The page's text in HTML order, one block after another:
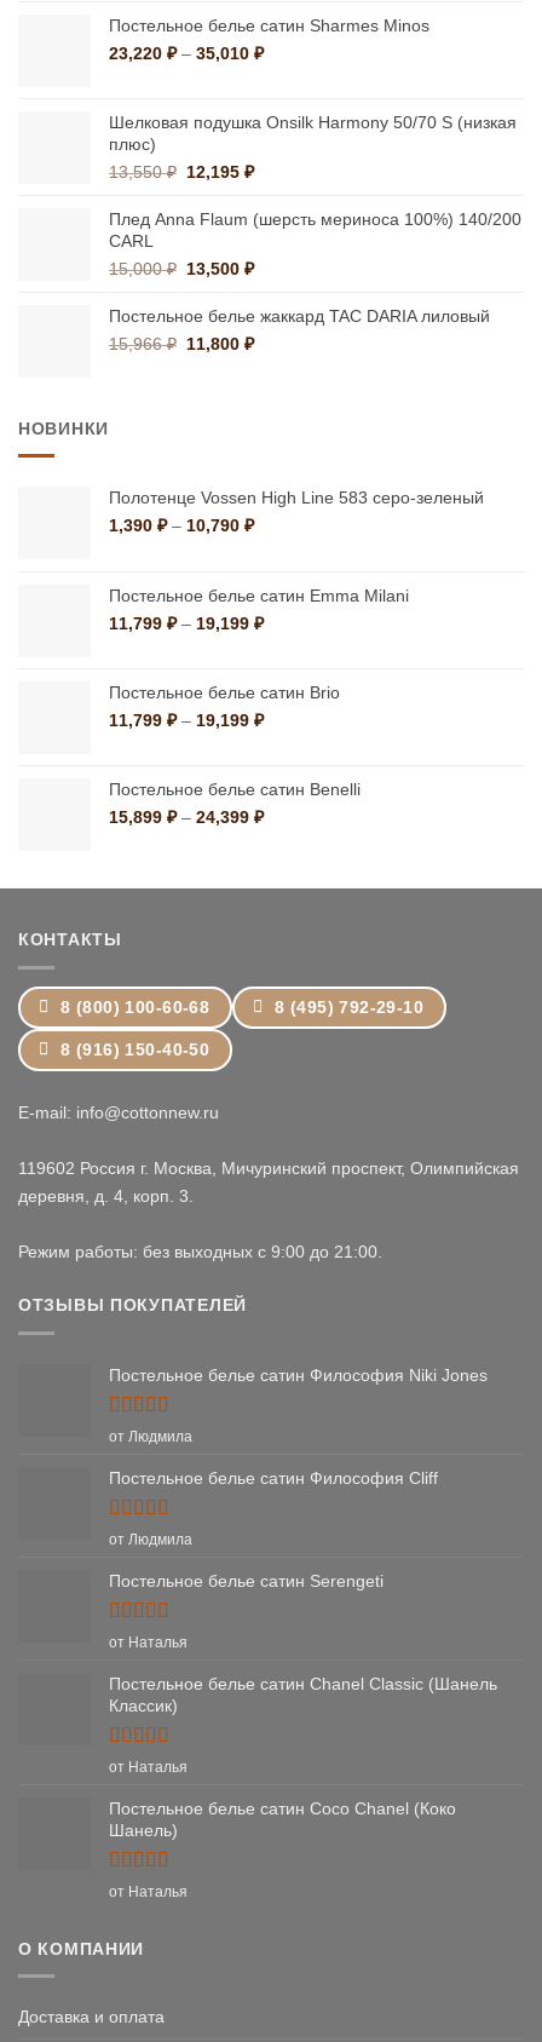
8,334 ₽.
Постельное белье сатин Sharmes Minos
23,220 ₽ – 35,010 ₽Диапазон
–
Шелковая подушка Onsilk Harmony 50/70 S (низкая
плюс)
13,550₽ Первоначальная
составляла
12,195₽Текущая
12,195 ₽.
Плед Anna Flaum (шерсть мериноса 100%) 140/200
CARL
15,000₽ Первоначальная
составляла
15,000 ₽.
13,500₽Текущая
13,500 ₽.
Постельное белье жаккард TAC DARIA лиловый
15,966₽ Первоначальная
11,800₽Текущая
НОВИНКИ
Полотенце Vossen High Line 583 серо-зеленый
1,390 ₽ – 10,790 ₽Диапазон
–
10,790 ₽
Постельное белье сатин Emma Milani
11,799 ₽ – 19,199 ₽Диапазон
–
19,199 ₽
Постельное белье сатин Brio
11,799 ₽ – 19,199 ₽Диапазон
–
19,199 ₽
Постельное белье сатин Benelli
15,899 ₽ – 24,399 ₽Диапазон
–
КОНТАКТЫ
8 (800) 100-60-68 8 (495) 792-29-10
8 (916) 150-40-50
E-mail: info@cottonnew.ru
119602 Россия г. Москва, Мичуринский проспект, Олимпийская
деревня, д. 4, корп. 3.
Режим работы: без выходных с 9:00 до 21:00.
ОТЗЫВЫ ПОКУПАТЕЛЕЙ
Постельное белье сатин Философия Niki Jones
Оценка5
от Людмила
Постельное белье сатин Философия Cliff
Оценка5
от Людмила
Постельное белье сатин Serengeti
Оценка5
от Наталья
Постельное белье сатин Chanel Classic (Шанель
Классик)
Оценка5
от Наталья
Постельное белье сатин Coco Chanel (Коко
Шанель)
Оценка5
от Наталья
О КОМПАНИИ
Доставка и оплата